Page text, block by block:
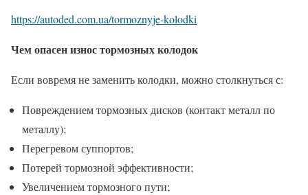
https://autoded.com.ua/tormoznyje-kolodki
Чем опасен износ тормозных колодок
Если вовремя не заменить колодки, можно столкнуться с:
Повреждением тормозных дисков (контакт металл по
металлу);
Перегревом суппортов;
Потерей тормозной эффективности;
Увеличением тормозного пути;